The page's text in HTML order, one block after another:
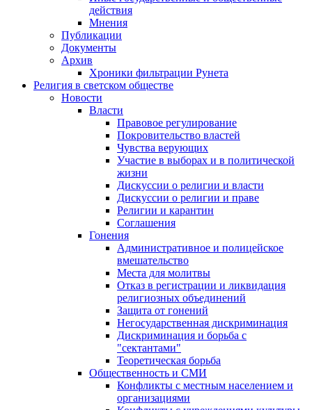
действия
Мнения
Публикации
Документы
Архив
Хроники фильтрации Рунета
Религия в светском обществе
Новости
Власти
Правовое регулирование
Покровительство властей
Чувства верующих
Участие в выборах и в политической
жизни
Дискуссии о религии и власти
Дискуссии о религии и праве
Религии и карантин
Соглашения
Гонения
Административное и полицейское
вмешательство
Места для молитвы
Отказ в регистрации и ликвидация
религиозных объединений
Защита от гонений
Негосударственная дискриминация
Дискриминация и борьба с
"сектантами"
Теоретическая борьба
Общественность и СМИ
Конфликты с местным населением и
организациями